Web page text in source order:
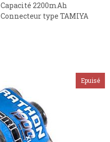
Capacité 2200mAh
Connecteur type TAMIYA